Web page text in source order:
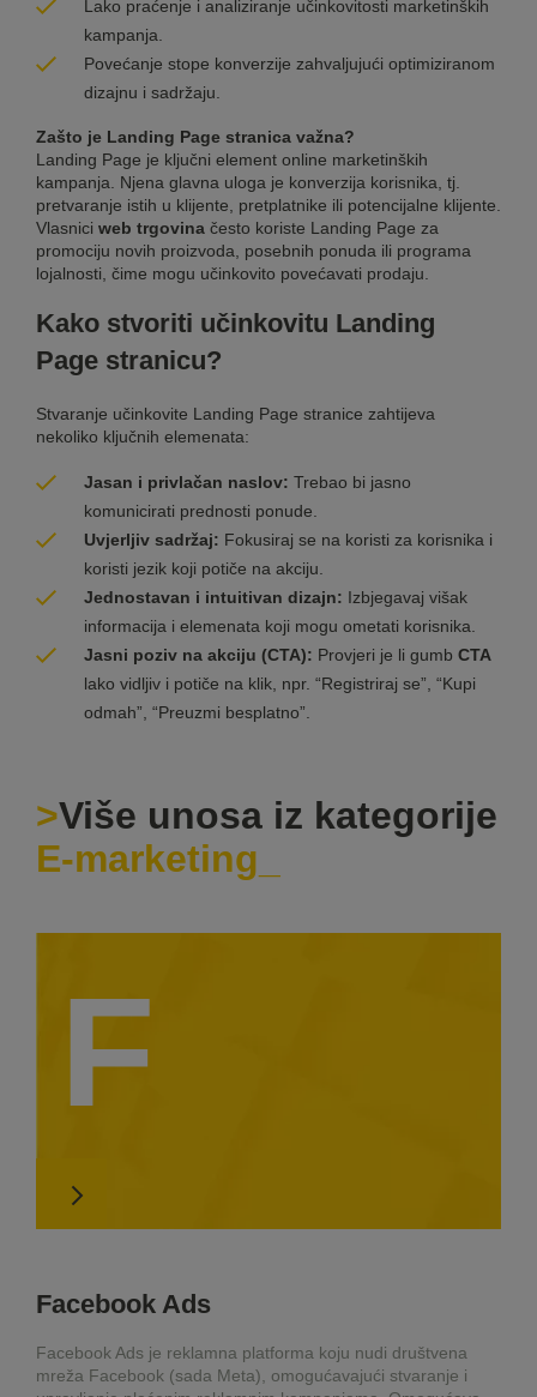
Lako praćenje i analiziranje učinkovitosti marketinških
kampanja.
Povećanje stope konverzije zahvaljujući optimiziranom
dizajnu i sadržaju.
Zašto je Landing Page stranica važna?
Landing Page je ključni element online marketinških
kampanja. Njena glavna uloga je konverzija korisnika, tj.
pretvaranje istih u klijente, pretplatnike ili potencijalne klijente.
Vlasnici web trgovina često koriste Landing Page za
promociju novih proizvoda, posebnih ponuda ili programa
lojalnosti, čime mogu učinkovito povećavati prodaju.
Kako stvoriti učinkovitu Landing
Page stranicu?
Stvaranje učinkovite Landing Page stranice zahtijeva
nekoliko ključnih elemenata:
Jasan i privlačan naslov: Trebao bi jasno
komunicirati prednosti ponude.
Uvjerljiv sadržaj: Fokusiraj se na koristi za korisnika i
koristi jezik koji potiče na akciju.
Jednostavan i intuitivan dizajn: Izbjegavaj višak
informacija i elemenata koji mogu ometati korisnika.
Jasni poziv na akciju (CTA): Provjeri je li gumb CTA
lako vidljiv i potiče na klik, npr. “Registriraj se”, “Kupi
odmah”, “Preuzmi besplatno”.
Više unosa iz kategorije
E-marketing
F
Facebook Ads
Facebook Ads je reklamna platforma koju nudi društvena
mreža Facebook (sada Meta), omogućavajući stvaranje i